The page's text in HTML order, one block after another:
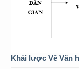
Khái lược Về Văn